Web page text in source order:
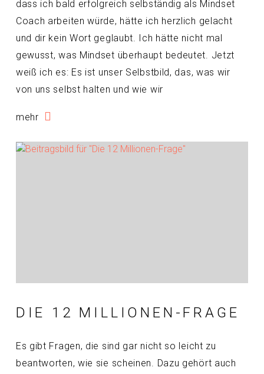
dass ich bald erfolgreich selbständig als Mindset
Coach arbeiten würde, hätte ich herzlich gelacht
und dir kein Wort geglaubt. Ich hätte nicht mal
gewusst, was Mindset überhaupt bedeutet. Jetzt
weiß ich es: Es ist unser Selbstbild, das, was wir
von uns selbst halten und wie wir
mehr
DIE 12 MILLIONEN-FRAGE
Es gibt Fragen, die sind gar nicht so leicht zu
beantworten, wie sie scheinen. Dazu gehört auch